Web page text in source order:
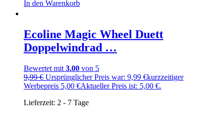
In den Warenkorb
Ecoline Magic Wheel Duett
Doppelwindrad …
Bewertet mit 3.00 von 5
9,99€ Ursprünglicher Preis war: 9,99 €kurzzeitiger
Werbepreis 5,00 €Aktueller Preis ist: 5,00 €.
Lieferzeit: 2 - 7 Tage